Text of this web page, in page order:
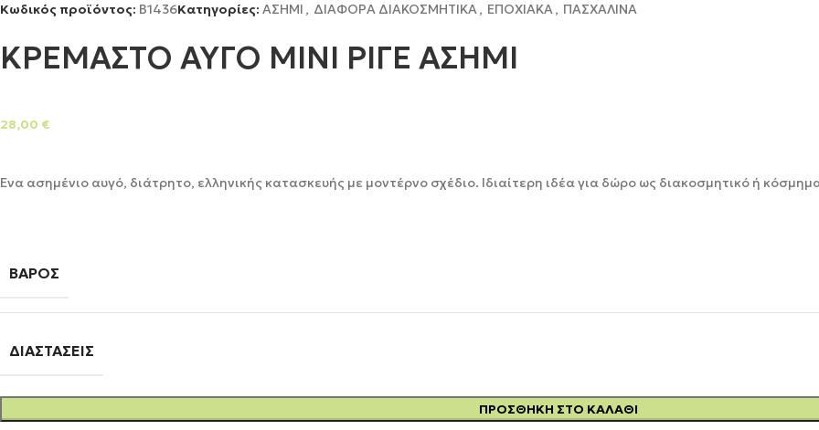
Κωδικός προϊόντος: Β1436Κατηγορίες: ΑΣΗΜΙ , ΔΙΑΦΟΡΑ ΔΙΑΚΟΣΜΗΤΙΚΑ, ΕΠΟΧΙΑΚΑ, ΠΑΣΧΑΛΙΝΑ
ΚΡΕΜΑΣΤΟ ΑΥΓΟ ΜΙΝΙ ΡΙΓΕ ΑΣΗΜΙ
28,00 €
Ένα ασημένιο αυγό, διάτρητο, ελληνικής κατασκευής με μοντέρνο σχέδιο. Ιδιαίτερη ιδέα για δώρο ως διακοσμητικό ή
ΒΆΡΟΣ
ΔΙΑΣΤΆΣΕΙΣ
ΠΡΟΣΘΉΚΗ ΣΤΟ ΚΑΛΆΘΙ